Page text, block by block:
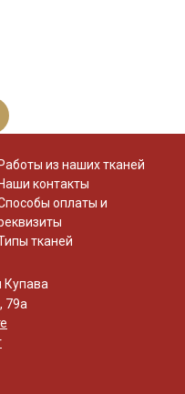
Работы из наших тканей
Наши контакты
оплаты и
тканей
Купава
79а